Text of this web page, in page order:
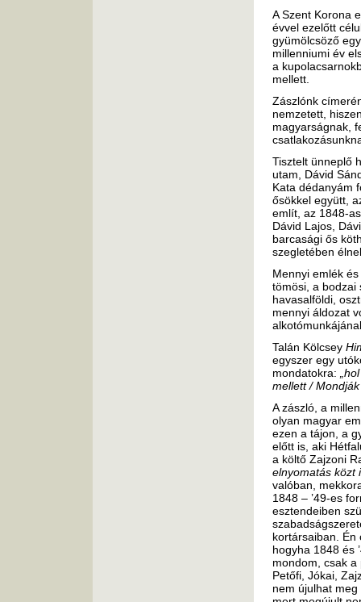
A Szent Korona
évvel ezelőtt
gyümölcsöző
millenniumi év
a
mellett.
Zászlónk
nemzetett,
magyarságnak,
Tisztelt ünneplő
utam, Dávid
Kata dédanyám
ősökkel együtt,
említ, az 1848-
Dávid Lajos,
barcasági ős
szegletében
Mennyi emlék
tömösi, a bodzai
havasalföldi,
mennyi áldozat
Talán Kölcsey
egyszer egy
mondatokra:
mellett /
A zászló, a
olyan magyar
ezen a tájon, a
előtt is, aki
a költő Zajzoni
elnyomatás közt
valóban,
1848 – ’49-es
esztendeiben
kortársaiban. Én
hogyha 1848 és
mondom, csak
Petőfi, Jókai,
nem újulhat meg